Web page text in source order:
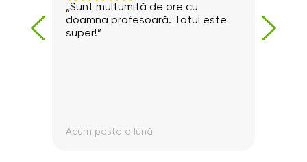
„Sunt mulțumită de ore cu
doamna profesoară. Totul este
super!”
Acum peste o lună